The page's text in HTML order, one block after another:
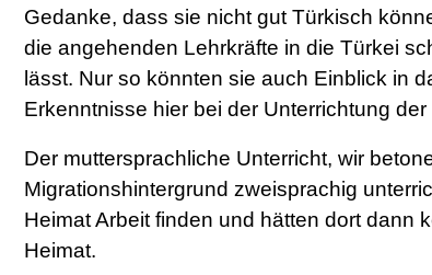
Gedanke, dass sie nicht gut Türkisch
die angehenden Lehrkräfte in die Türkei
lässt. Nur so könnten sie auch Einblick in
Erkenntnisse hier bei der Unterrichtung
Der muttersprachliche Unterricht, wir
Migrationshintergrund zweisprachig
Heimat Arbeit finden und hätten dort dann
Heimat.